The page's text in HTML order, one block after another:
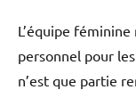
L’équipe féminine
personnel pour
n’est que partie